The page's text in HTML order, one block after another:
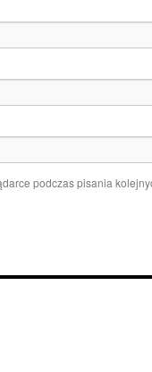
podczas pisania